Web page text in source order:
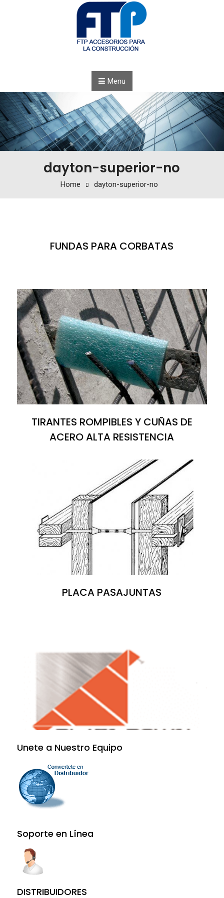
Menu
dayton-superior-no
Home dayton-superior-no
FUNDAS PARA CORBATAS
TIRANTES ROMPIBLES Y CUÑAS DE
ACERO ALTA RESISTENCIA
PLACA PASAJUNTAS
Unete a Nuestro Equipo
Soporte en Línea
DISTRIBUIDORES